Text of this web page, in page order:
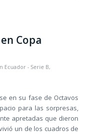
Copa
Ecuador - Serie B,
en su fase de Octavos
para las sorpresas,
apretadas que dieron
un de los cuadros de